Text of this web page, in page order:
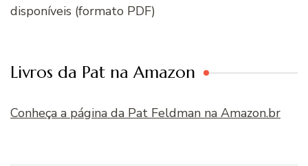
disponíveis (formato PDF)
Livros da Pat na Amazon
Conheça a página da Pat Feldman na Amazon.br